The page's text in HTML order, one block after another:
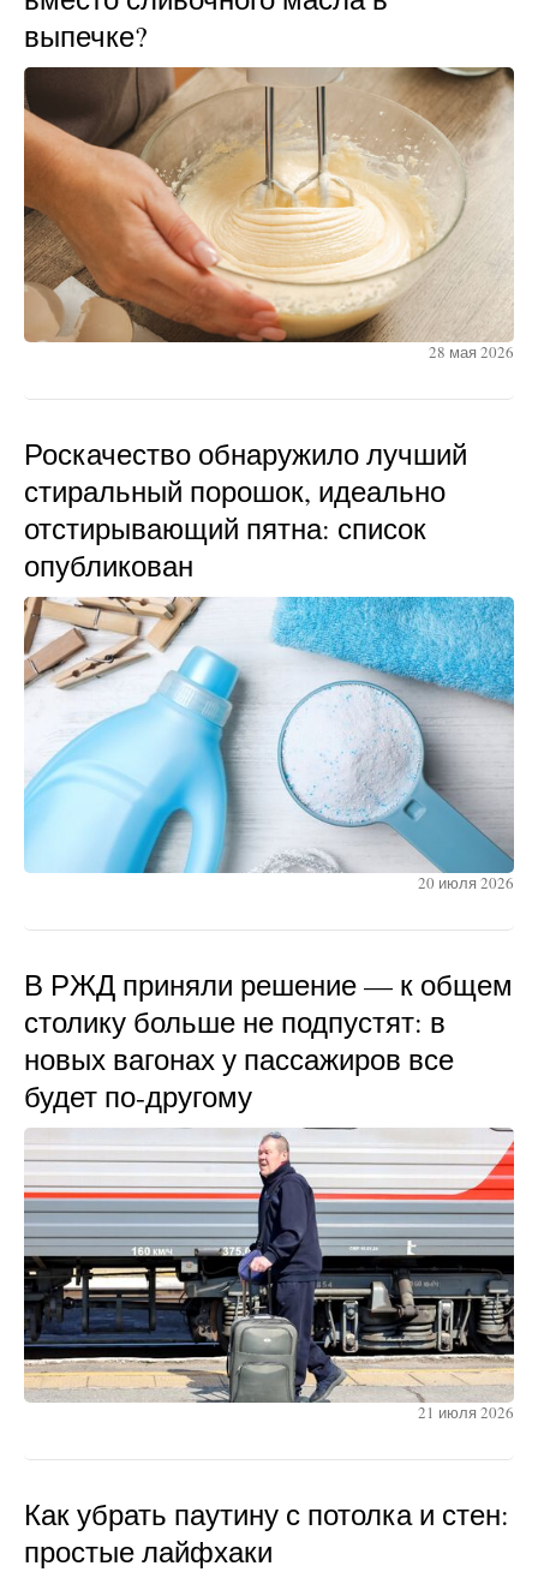
выпечке?
28 мая 2026
Роскачество обнаружило лучший
стиральный порошок, идеально
отстирывающий пятна: список
опубликован
20 июля 2026
В РЖД приняли решение — к общем
столику больше не подпустят: в
новых вагонах у пассажиров все
будет по-другому
21 июля 2026
Как убрать паутину с потолка и стен:
простые лайфхаки